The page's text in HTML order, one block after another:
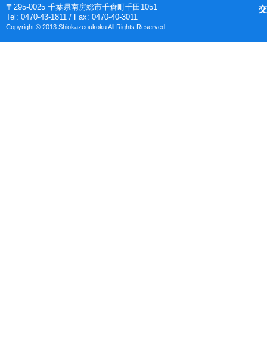
〒295-0025 千葉県南房総市千倉町千田1051
Tel: 0470-43-1811 / Fax: 0470-40-3011
Copyright © 2013 Shiokazeoukoku All Rights Reserved.